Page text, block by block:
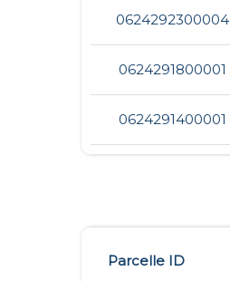
0624292300004
0624291800001
0624291400001
Parcelle ID